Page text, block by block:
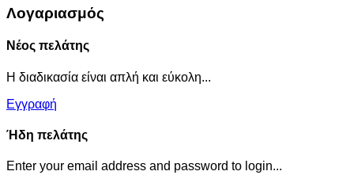
Λογαριασμός
Νέος πελάτης
Η διαδικασία είναι απλή και εύκολη...
Εγγραφή
Ήδη πελάτης
Enter your email address and password to login...